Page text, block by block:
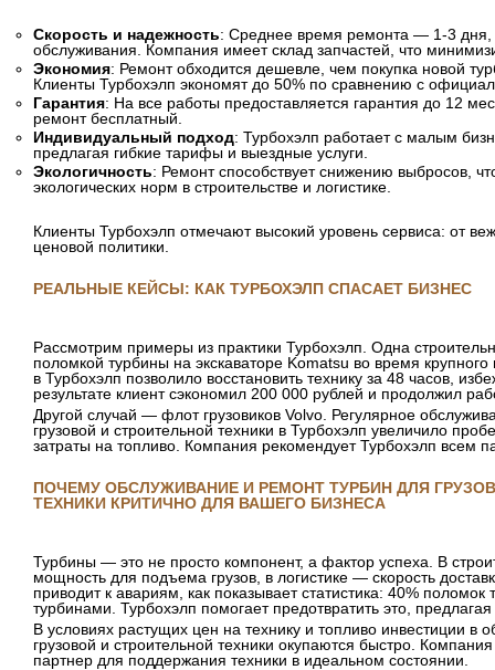
Скорость и надежность: Среднее время ремонта — 1-3 дня,
обслуживания. Компания имеет склад запчастей, что
Экономия: Ремонт обходится дешевле, чем покупка новой
Клиенты Турбохэлп экономят до 50% по сравнению с
Гарантия: На все работы предоставляется гарантия до 12
ремонт бесплатный.
Индивидуальный подход: Турбохэлп работает с малым
предлагая гибкие тарифы и выездные услуги.
Экологичность: Ремонт способствует снижению выбросов,
экологических норм в строительстве и логистике.
Клиенты Турбохэлп отмечают высокий уровень сервиса: от
ценовой политики.
РЕАЛЬНЫЕ КЕЙСЫ: КАК ТУРБОХЭЛП СПАСАЕТ БИЗНЕС
Рассмотрим примеры из практики Турбохэлп. Одна
поломкой турбины на экскаваторе Komatsu во время
в Турбохэлп позволило восстановить технику за 48 часов,
результате клиент сэкономил 200 000 рублей и продолжил
Другой случай — флот грузовиков Volvo. Регулярное
грузовой и строительной техники в Турбохэлп увеличило
затраты на топливо. Компания рекомендует Турбохэлп всем
ПОЧЕМУ ОБСЛУЖИВАНИЕ И РЕМОНТ ТУРБИН ДЛЯ
ТЕХНИКИ КРИТИЧНО ДЛЯ ВАШЕГО БИЗНЕСА
Турбины — это не просто компонент, а фактор успеха. В
мощность для подъема грузов, в логистике — скорость
приводит к авариям, как показывает статистика: 40% поломок
турбинами. Турбохэлп помогает предотвратить это,
В условиях растущих цен на технику и топливо инвестиции в
грузовой и строительной техники окупаются быстро.
партнер для поддержания техники в идеальном состоянии.